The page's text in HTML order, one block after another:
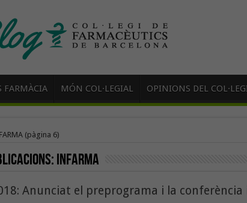
FARMÀCIA MÓN COL·LEGIAL OPINIONS DEL
(pàgina 6)
INFARMA
Anunciat el preprograma i la conferència